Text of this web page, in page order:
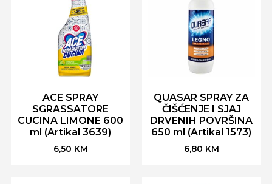
ACE SPRAY
SGRASSATORE
CUCINA LIMONE 600
ml (Artikal 3639)
6,50 KM
QUASAR SPRAY ZA
ČIŠĆENJE I SJAJ
DRVENIH POVRŠINA
650 ml (Artikal 1573)
6,80 KM